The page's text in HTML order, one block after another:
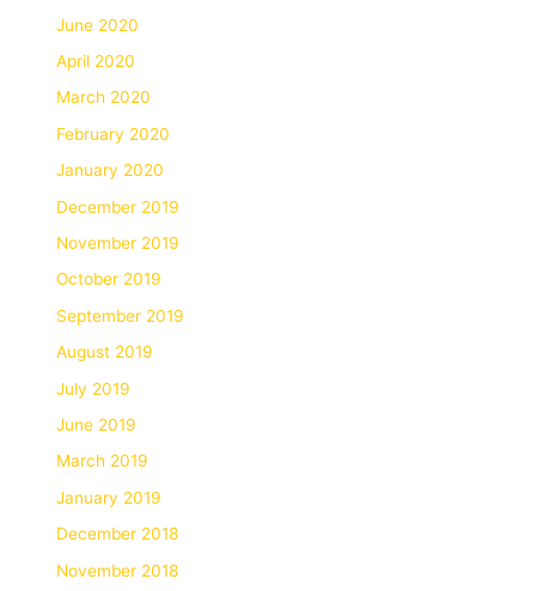
June 2020
April 2020
March 2020
February 2020
January 2020
December 2019
November 2019
October 2019
September 2019
August 2019
July 2019
June 2019
March 2019
January 2019
December 2018
November 2018